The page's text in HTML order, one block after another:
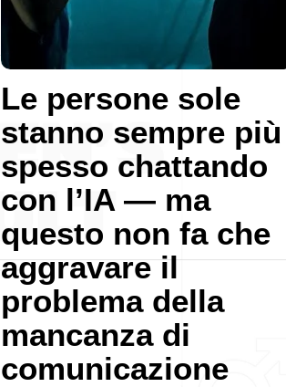
Le persone sole
stanno sempre più
spesso chattando
con l’IA — ma
questo non fa che
aggravare il
problema della
mancanza di
comunicazione